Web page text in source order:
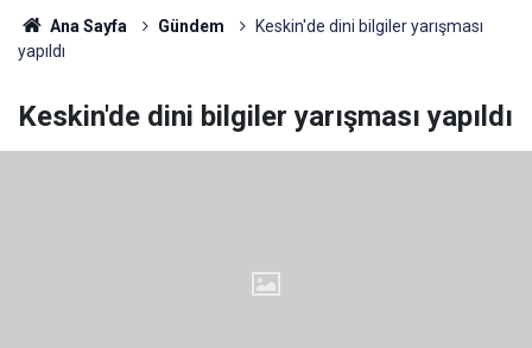
Ana Sayfa Gündem
Keskin'de dini bilgiler yarışması
yapıldı
Keskin'de dini bilgiler yarışması yapıldı